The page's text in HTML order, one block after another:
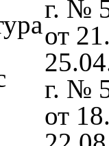
г. №
от
г. №
от